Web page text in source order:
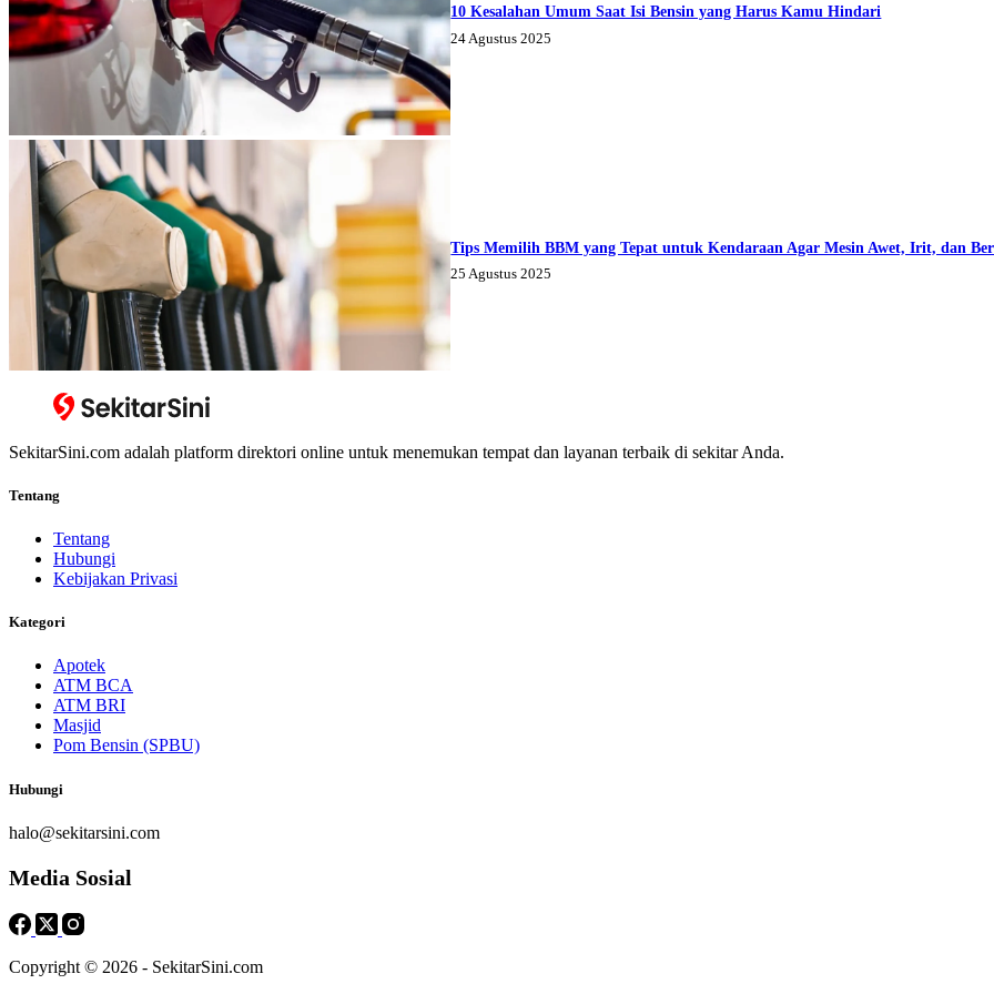
10 Kesalahan Umum Saat Isi Bensin yang Harus Kamu Hindari
24 Agustus 2025
Tips Memilih BBM yang Tepat untuk Kendaraan Agar Mesin Awet, Irit, dan
25 Agustus 2025
SekitarSini.com adalah platform direktori online untuk menemukan tempat dan layanan terbaik di sekitar Anda.
Tentang
Tentang
Hubungi
Kebijakan Privasi
Kategori
Apotek
ATM BCA
ATM BRI
Masjid
Pom Bensin (SPBU)
Hubungi
halo@sekitarsini.com
Media Sosial
Copyright © 2026 - SekitarSini.com